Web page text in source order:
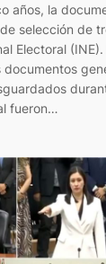
años, la
selección de
Electoral
fueron…